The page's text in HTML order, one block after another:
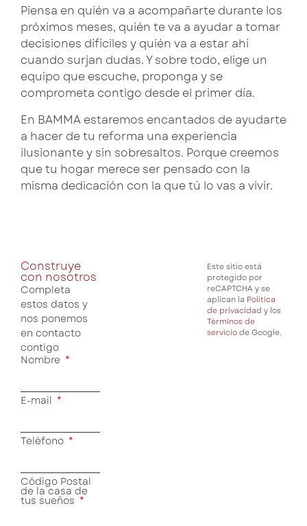
Piensa en quién va a acompañarte durante los
próximos meses, quién te va a ayudar a tomar
decisiones difíciles y quién va a estar ahí
cuando surjan dudas. Y sobre todo, elige un
equipo que escuche, proponga y se
comprometa contigo desde el primer día.
En BAMMA estaremos encantados de ayudarte
a hacer de tu reforma una experiencia
ilusionante y sin sobresaltos. Porque creemos
que tu hogar merece ser pensado con la
misma dedicación con la que tú lo vas a vivir.
Construye
con nosotros
Completa
estos datos y
nos ponemos
en contacto
contigo
Nombre
E-mail
Teléfono
Código Postal
de la casa de
tus sueños
Este sitio está
protegido por
reCAPTCHA y se
aplican la Política
de privacidad y los
Términos de
serviciode Google.